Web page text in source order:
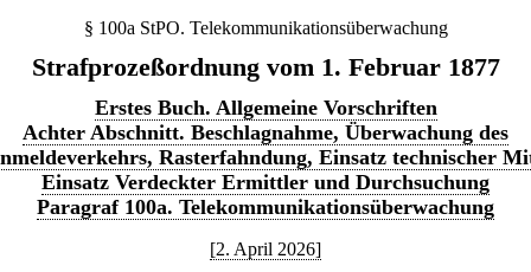
§ 100a StPO. Telekommunikationsüberwachung
Strafprozeßordnung vom 1. Februar 1877
Erstes Buch. Allgemeine Vorschriften
Achter Abschnitt. Beschlagnahme, Überwachung des
Rasterfahndung, Einsatz technischer
Einsatz Verdeckter Ermittler und Durchsuchung
Paragraf 100a. Telekommunikationsüberwachung
[2. April 2026]